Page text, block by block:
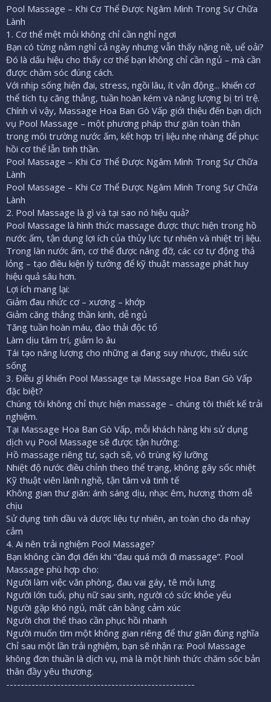
ầ
Pool Massage – Khi Cơ Thể Được Ngâm Mình Trong Sự Chữa
Lành
1. Cơ thể mệt mỏi không chỉ cần nghỉ ngơi
Bạn có từng nằm nghỉ cả ngày nhưng vẫn thấy nặng nề, uể oải?
Đó là dấu hiệu cho thấy cơ thể bạn không chỉ cần ngủ – mà cần
được chăm sóc đúng cách.
Với nhịp sống hiện đại, stress, ngồi lâu, ít vận động... khiến cơ
thể tích tụ căng thẳng, tuần hoàn kém và năng lượng bị trì trệ.
Chính vì vậy, Massage Hoa Ban Gò Vấp giới thiệu đến bạn dịch
vụ Pool Massage – một phương pháp thư giãn toàn thân
trong môi trường nước ấm, kết hợp trị liệu nhẹ nhàng để phục
hồi cơ thể lẫn tinh thần.
Pool Massage – Khi Cơ Thể Được Ngâm Mình Trong Sự Chữa
Lành
Pool Massage – Khi Cơ Thể Được Ngâm Mình Trong Sự Chữa
Lành
2. Pool Massage là gì và tại sao nó hiệu quả?
Pool Massage là hình thức massage được thực hiện trong hồ
nước ấm, tận dụng lợi ích của thủy lực tự nhiên và nhiệt trị liệu.
Trong làn nước ấm, cơ thể được nâng đỡ, các cơ tự động thả
lỏng – tạo điều kiện lý tưởng để kỹ thuật massage phát huy
hiệu quả sâu hơn.
Lợi ích mang lại:
Giảm đau nhức cơ – xương – khớp
Giảm căng thẳng thần kinh, dễ ngủ
Tăng tuần hoàn máu, đào thải độc tố
Làm dịu tâm trí, giảm lo âu
Tái tạo năng lượng cho những ai đang suy nhược, thiếu sức
sống
3. Điều gì khiến Pool Massage tại Massage Hoa Ban Gò Vấp
đặc biệt?
Chúng tôi không chỉ thực hiện massage – chúng tôi thiết kế trải
nghiệm.
Tại Massage Hoa Ban Gò Vấp, mỗi khách hàng khi sử dụng
dịch vụ Pool Massage sẽ được tận hưởng:
Hồ massage riêng tư, sạch sẽ, vô trùng kỹ lưỡng
Nhiệt độ nước điều chỉnh theo thể trạng, không gây sốc nhiệt
Kỹ thuật viên lành nghề, tận tâm và tinh tế
Không gian thư giãn: ánh sáng dịu, nhạc êm, hương thơm dễ
chịu
Sử dụng tinh dầu và dược liệu tự nhiên, an toàn cho da nhạy
cảm
4. Ai nên trải nghiệm Pool Massage?
Bạn không cần đợi đến khi “đau quá mới đi massage”. Pool
Massage phù hợp cho:
Người làm việc văn phòng, đau vai gáy, tê mỏi lưng
Người lớn tuổi, phụ nữ sau sinh, người có sức khỏe yếu
Người gặp khó ngủ, mất cân bằng cảm xúc
Người chơi thể thao cần phục hồi nhanh
Người muốn tìm một không gian riêng để thư giãn đúng nghĩa
Chỉ sau một lần trải nghiệm, bạn sẽ nhận ra: Pool Massage
không đơn thuần là dịch vụ, mà là một hình thức chăm sóc bản
thân đầy yêu thương.
----------------------------------------------------